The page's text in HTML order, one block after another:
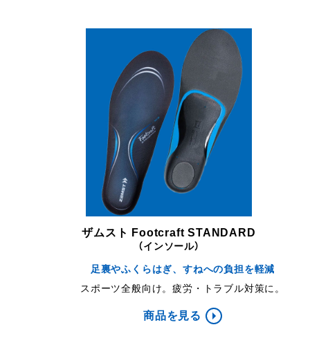
ザムスト Footcraft STANDARD
（インソール）
足裏やふくらはぎ、すねへの負担を軽減
スポーツ全般向け。疲労・トラブル対策に。
商品を見る